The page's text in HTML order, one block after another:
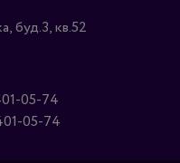
буд.3, кв.52
05-74
05-74